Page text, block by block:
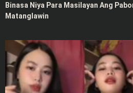
Binasa Niya Para Masilayan Ang
Matanglawin